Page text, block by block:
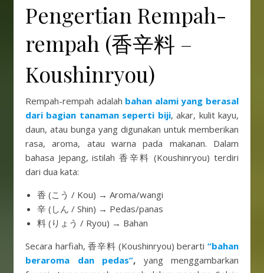
Pengertian Rempah-
rempah (香辛料 –
Koushinryou)
Rempah-rempah adalah bahan alami yang berasal
dari bagian tanaman seperti biji, akar, kulit kayu,
daun, atau bunga yang digunakan untuk memberikan
rasa, aroma, atau warna pada makanan. Dalam
bahasa Jepang, istilah 香辛料 (Koushinryou) terdiri
dari dua kata:
香 (こう / Kou) → Aroma/wangi
辛 (しん / Shin) → Pedas/panas
料 (りょう / Ryou) → Bahan
Secara harfiah, 香辛料 (Koushinryou) berarti “bahan
beraroma dan pedas”, yang menggambarkan